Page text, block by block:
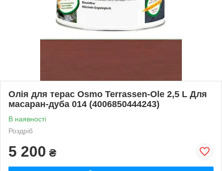
Олія для терас Osmo Terrassen-Ole 2,5 L Для
масаран-дуба 014 (4006850444243)
В наявності
Роздріб
5 200 ₴